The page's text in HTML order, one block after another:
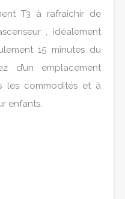
T3 à rafraichir de
, idéalement
15 minutes du
d’un emplacement
les commodités et à
enfants.